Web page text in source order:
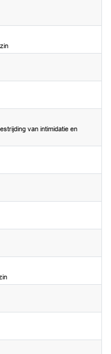
van intimidatie en